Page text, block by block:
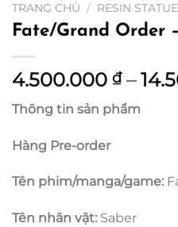
TRANG CHỦ / RESIN
Fate/Grand Order
4.500.000 ₫ –
Thông tin sản phẩm
Hàng Pre-order
Tên phim/manga/game:
Tên nhân vật: Saber